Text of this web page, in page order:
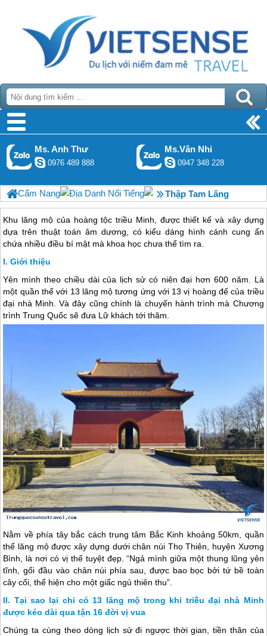
Ms. Anh Thư
0976 489 888
Ms.Vân Nhi
0947 348 228
Cẩm Nang Địa Danh Nổi Tiếng Thập Tam Lăng
Khu lăng mộ của hoàng tộc triều Minh, được thiết kế và xây dựng
dựa trên thuật toán âm dương, có kiểu dáng hình cánh cung ẩn
chứa nhiều điều bí mật mà khoa học chưa thể tìm ra.
Giới thiệu
Yên mình theo chiều dài của lịch sử có niên đại hơn 600 năm. Là
một quần thể với 13 lăng mộ tương ứng với 13 vị hoàng đế của triều
đại nhà Minh. Và đây cũng chính là chuyến hành trình mà Chương
trìnhTrung Quốc sẽ đưa Lữ khách tới thăm.
Nằm về phía tây bắc cách trung tâm Bắc Kinh khoảng 50km, quần
thể lăng mộ được xây dựng dưới chân núi Thọ Thiên, huyện Xương
Bình, là nơi có vị thế tuyệt đẹp. “Ngả mình giữa một thung lũng yên
tĩnh, gối đầu vào chân núi phía sau, được bao bọc bởi tứ bề toàn
cây cối, thể hiện cho một giấc ngủ thiên thu”.
Tại sao lại chỉ có 13 lăng mộ trong khi triều đại nhà Minh
được kéo dài qua tận 16 đời vị vua
Chúng ta cùng theo dòng lịch sử đi ngược thời gian, tiền thân của